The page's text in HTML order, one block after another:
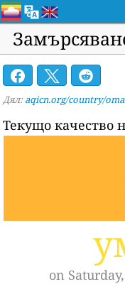
Дял: aqicn.org/country/
Текущо качество
on